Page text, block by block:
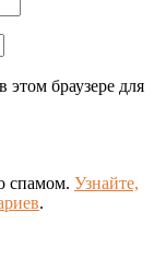
этом браузере для
спамом. Узнайте,
.